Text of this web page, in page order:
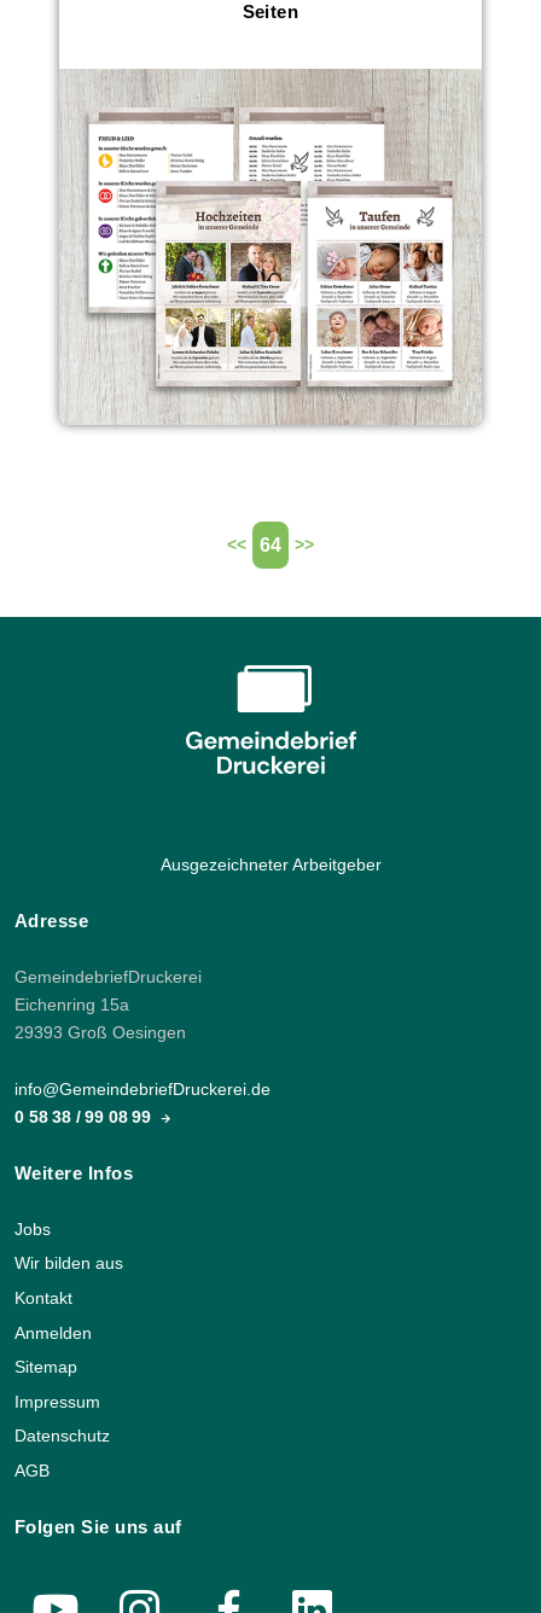
Seiten
<< 64 >>
Ausgezeichneter Arbeitgeber
Adresse
GemeindebriefDruckerei
Eichenring 15a
29393 Groß Oesingen
info@GemeindebriefDruckerei.de
0 58 38 / 99 08 99
Weitere Infos
Jobs
Wir bilden aus
Kontakt
Anmelden
Sitemap
Impressum
Datenschutz
AGB
Folgen Sie uns auf